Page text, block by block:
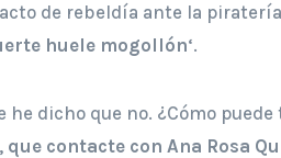
de rebeldía ante la
huele mogollón‘.
he dicho que no. ¿Cómo
que contacte con Ana Rosa